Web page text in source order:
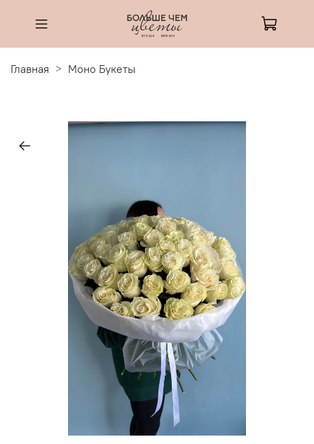
Главная Моно Букеты